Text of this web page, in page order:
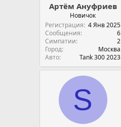
Артём Ануфриев
Новичок
Регистрация 4 Янв 2025
Сообщения
6
Симпатии
2
Город
Москва
Авто
Tank 300 2023
S